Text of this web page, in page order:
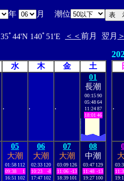
年 月 潮位
35ﾟ44'N 140ﾟ51'E ＜＜ 前月 翌月
水 木 金 土
. . .
01
長潮
00:15 90
05:48 64
11:24 87
18:01 46
05
大潮
01:58 112
09:38
1
16:51 102
06
大潮
02:33 120
10:23
-8
17:47 102
07
大潮
03:09 126
11:06 -13
18:39 101
08
中潮
03:47 129
11:48 -13
19:27 100
.